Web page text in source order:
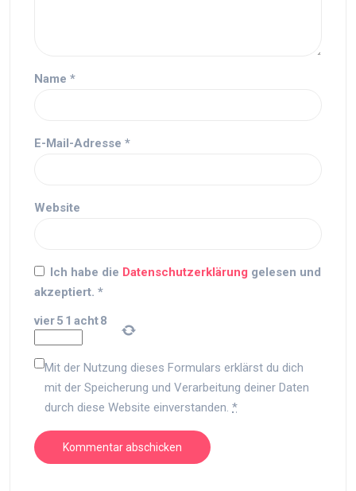
Name *
E-Mail-Adresse *
Website
Ich habe die Datenschutzerklärung gelesen und
akzeptiert. *
vier5 1 acht8
Mit der Nutzung dieses Formulars erklärst du dich
mit der Speicherung und Verarbeitung deiner Daten
durch diese Website einverstanden. *